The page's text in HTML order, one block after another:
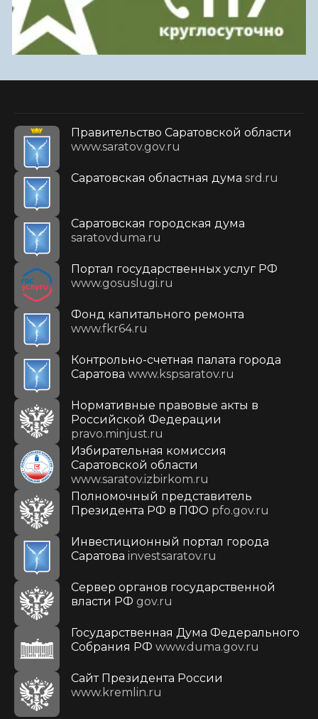
Правительство Саратовской области
www.saratov.gov.ru
Саратовская областная дума srd.ru
Саратовская городская дума
saratovduma.ru
Портал государственных услуг РФ
www.gosuslugi.ru
Фонд капитального ремонта
www.fkr64.ru
Контрольно-счетная палата города
Саратова www.kspsaratov.ru
Нормативные правовые акты в
Российской Федерации
pravo.minjust.ru
Избирательная комиссия
Саратовской области
www.saratov.izbirkom.ru
Полномочный представитель
Президента РФ в ПФО pfo.gov.ru
Инвестиционный портал города
Саратова investsaratov.ru
Сервер органов государственной
власти РФ gov.ru
Государственная Дума Федерального
Собрания РФ www.duma.gov.ru
Cайт Президента России
www.kremlin.ru